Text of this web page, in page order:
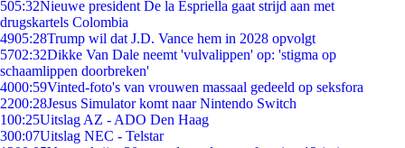
505:32Nieuwe president De la Espriella gaat strijd aan met
drugskartels Colombia
4905:28Trump wil dat J.D. Vance hem in 2028 opvolgt
5702:32Dikke Van Dale neemt 'vulvalippen' op: 'stigma op
schaamlippen doorbreken'
4000:59Vinted-foto's van vrouwen massaal gedeeld op seksfora
2200:28Jesus Simulator komt naar Nintendo Switch
100:25Uitslag AZ - ADO Den Haag
300:07Uitslag NEC - Telstar